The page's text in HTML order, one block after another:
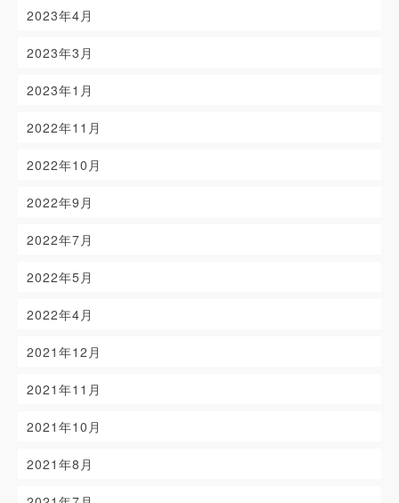
2023年4月
2023年3月
2023年1月
2022年11月
2022年10月
2022年9月
2022年7月
2022年5月
2022年4月
2021年12月
2021年11月
2021年10月
2021年8月